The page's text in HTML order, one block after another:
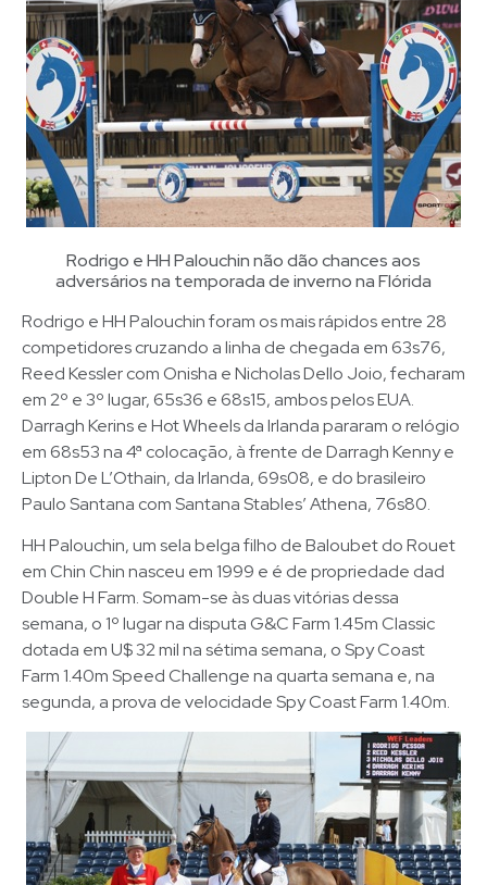
Rodrigo e HH Palouchin não dão chances aos
adversários na temporada de inverno na Flórida
Rodrigo e HH Palouchin foram os mais rápidos entre 28
competidores cruzando a linha de chegada em 63s76,
Reed Kessler com Onisha e Nicholas Dello Joio, fecharam
em 2º e 3º lugar, 65s36 e 68s15, ambos pelos EUA.
Darragh Kerins e Hot Wheels da Irlanda pararam o relógio
em 68s53 na 4ª colocação, à frente de Darragh Kenny e
Lipton De L’Othain, da Irlanda, 69s08, e do brasileiro
Paulo Santana com Santana Stables’ Athena, 76s80.
HH Palouchin, um sela belga filho de Baloubet do Rouet
em Chin Chin nasceu em 1999 e é de propriedade dad
Double H Farm. Somam-se às duas vitórias dessa
semana, o 1º lugar na disputa G&C Farm 1.45m Classic
dotada em U$ 32 mil na sétima semana, o Spy Coast
Farm 1.40m Speed Challenge na quarta semana e, na
segunda, a prova de velocidade Spy Coast Farm 1.40m.